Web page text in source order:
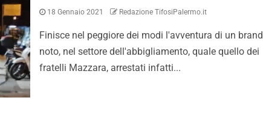
18 Gennaio 2021 Redazione TifosiPalermo.it
Finisce nel peggiore dei modi l'avventura di un brand
noto, nel settore dell'abbigliamento, quale quello dei
fratelli Mazzara, arrestati infatti...